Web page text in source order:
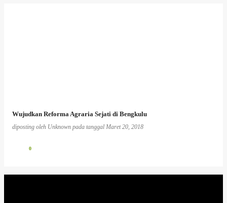
Wujudkan Reforma Agraria Sejati di Bengkulu
diposting oleh Unknown pada tanggal Maret 20, 2018
0